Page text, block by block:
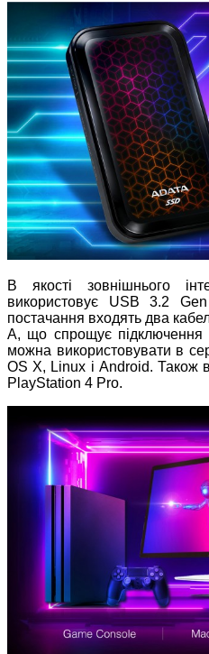
В якості зовнішнього
використовує USB 3.2
постачання входять два
A, що спрощує підключення
можна використовувати в
OS X, Linux і Android. Також
PlayStation 4 Pro.